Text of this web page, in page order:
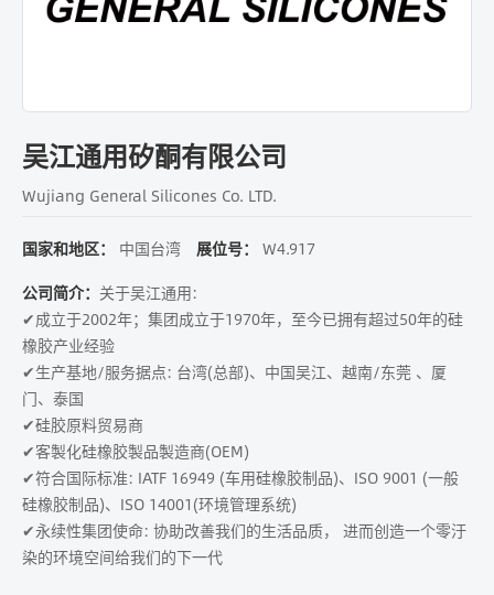
吴江通用矽酮有限公司
Wujiang General Silicones Co. LTD.
国家和地区： 中国台湾 展位号： W4.917
公司简介： 关于吴江通用:
✔成立于2002年；集团成立于1970年，至今已拥有超过50年的硅
橡胶产业经验
✔生产基地/服务据点: 台湾(总部)、中国吴江、越南/东莞 、厦
门、泰国
✔硅胶原料贸易商
✔客製化硅橡胶製品製造商(OEM)
✔符合国际标准: IATF 16949 (车用硅橡胶制品)、ISO 9001 (一般
硅橡胶制品)、ISO 14001(环境管理系统)
✔永续性集团使命: 协助改善我们的生活品质， 进而创造一个零汙
染的环境空间给我们的下一代